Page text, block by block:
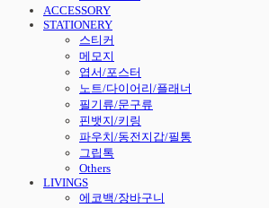
ACCESSORY
STATIONERY
스티커
메모지
엽서/포스터
노트/다이어리/플래너
필기류/문구류
핀뱃지/키링
파우치/동전지갑/필통
그립톡
Others
LIVINGS
에코백/장바구니